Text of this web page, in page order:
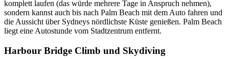
komplett laufen (das würde mehrere Tage in Anspruch nehmen),
sondern kannst auch bis nach Palm Beach mit dem Auto fahren und
die Aussicht über Sydneys nördlichste Küste genießen. Palm Beach
liegt eine Autostunde vom Stadtzentrum entfernt.
Harbour Bridge Climb und Skydiving